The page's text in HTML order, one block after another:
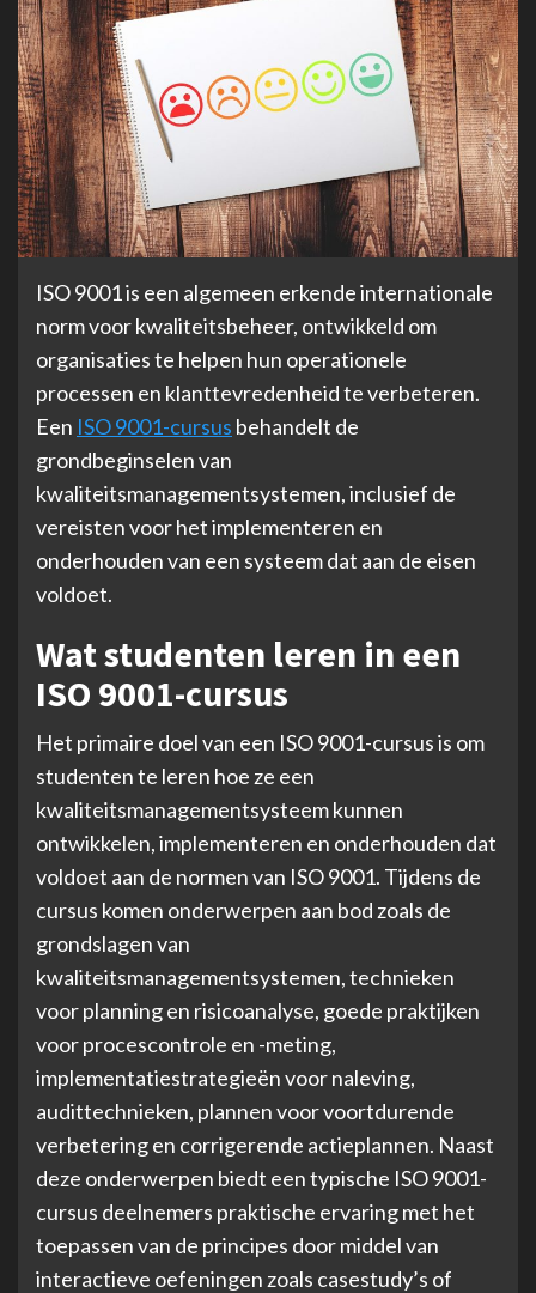
ISO 9001 is een algemeen erkende internationale
norm voor kwaliteitsbeheer, ontwikkeld om
organisaties te helpen hun operationele
processen en klanttevredenheid te verbeteren.
Een ISO 9001-cursus behandelt de
grondbeginselen van
kwaliteitsmanagementsystemen, inclusief de
vereisten voor het implementeren en
onderhouden van een systeem dat aan de eisen
voldoet.
Wat studenten leren in een
ISO 9001-cursus
Het primaire doel van een ISO 9001-cursus is om
studenten te leren hoe ze een
kwaliteitsmanagementsysteem kunnen
ontwikkelen, implementeren en onderhouden dat
voldoet aan de normen van ISO 9001. Tijdens de
cursus komen onderwerpen aan bod zoals de
grondslagen van
kwaliteitsmanagementsystemen, technieken
voor planning en risicoanalyse, goede praktijken
voor procescontrole en -meting,
implementatiestrategieën voor naleving,
audittechnieken, plannen voor voortdurende
verbetering en corrigerende actieplannen. Naast
deze onderwerpen biedt een typische ISO 9001-
cursus deelnemers praktische ervaring met het
toepassen van de principes door middel van
interactieve oefeningen zoals casestudy’s of